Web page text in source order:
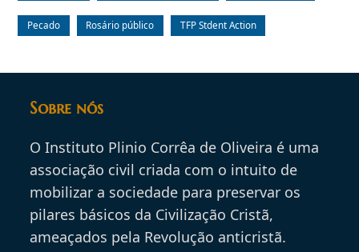
Pecado Rosário público TFP Stdent Action
Sobre nós
O Instituto Plinio Corrêa de Oliveira é uma
associação civil criada com o intuito de
mobilizar a sociedade para preservar os
pilares básicos da Civilização Cristã,
ameaçados pela Revolução anticristã.